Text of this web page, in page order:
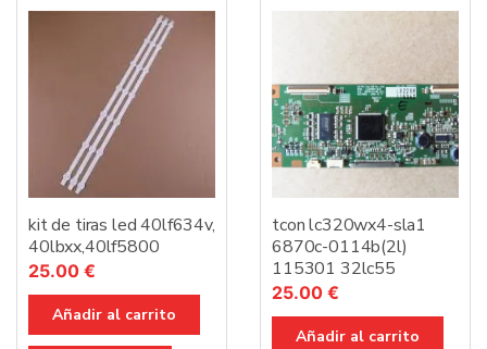
kit de tiras led 40lf634v,
40lbxx,40lf5800
25.00 €
Añadir al carrito
tcon lc320wx4-sla1
6870c-0114b(2l)
115301 32lc55
25.00 €
Añadir al carrito